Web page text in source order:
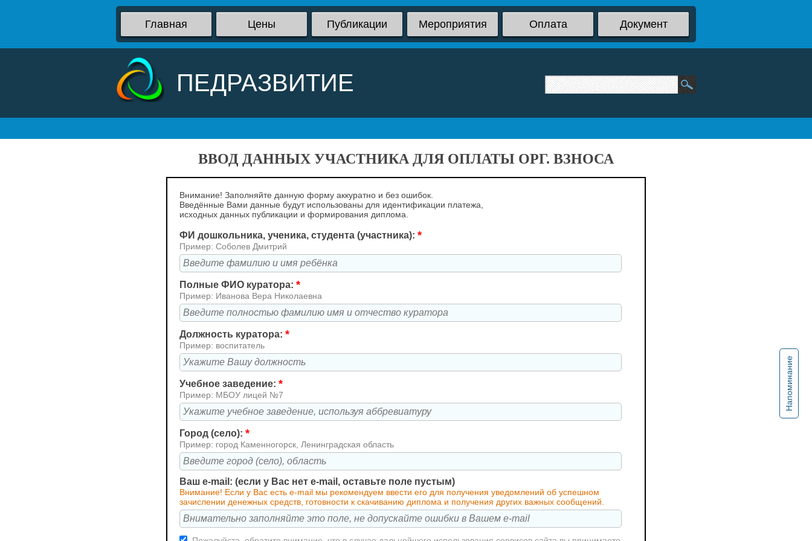
Главная Цены Публикации Мероприятия Оплата Документ
ПЕДРАЗВИТИЕ
Напоминание
ВВОД ДАННЫХ УЧАСТНИКА ДЛЯ ОПЛАТЫ ОРГ. ВЗНОСА
Внимание! Заполняйте данную форму аккуратно и без ошибок.
Введённые Вами данные будут использованы для идентификации платежа,
исходных данных публикации и формирования диплома.
ФИ дошкольника, ученика, студента (участника): *
Пример: Соболев Дмитрий
Полные ФИО куратора: *
Пример: Иванова Вера Николаевна
Должность куратора: *
Пример: воспитатель
Учебное заведение: *
Пример: МБОУ лицей №7
Город (село): *
Пример: город Каменногорск, Ленинградская область
Ваш e-mail: (если у Вас нет e-mail, оставьте поле пустым)
Внимание! Если у Вас есть e-mail мы рекомендуем ввести его для получения уведомлений об успешном
зачислении денежных средств, готовности к скачиванию диплома и получения других важных сообщений.